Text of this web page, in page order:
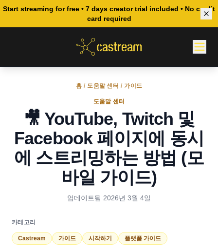
Start streaming for free • 7 days creator trial included • No credit
card required
홈 / 도움말 센터 / 가이드
도움말 센터
🎥 YouTube, Twitch 및
Facebook 페이지에 동시
에 스트리밍하는 방법 (모
바일 가이드)
업데이트됨 2026년 3월 4일
카테고리
Castream 가이드 시작하기 플랫폼 가이드